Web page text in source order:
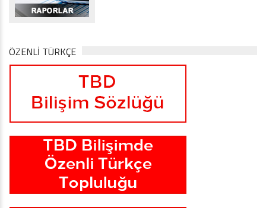
ÖZENLİ TÜRKÇE